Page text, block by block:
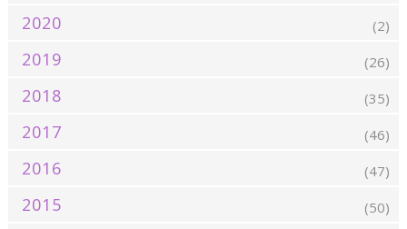
2020 (2)
2019 (26)
2018 (35)
2017 (46)
2016 (47)
2015 (50)